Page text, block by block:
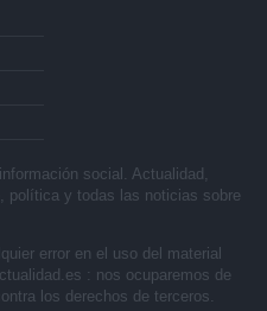
social. Actualidad,
política y todas las noticias sobre
error en el uso del material
: nos ocuparemos de
los derechos de terceros.